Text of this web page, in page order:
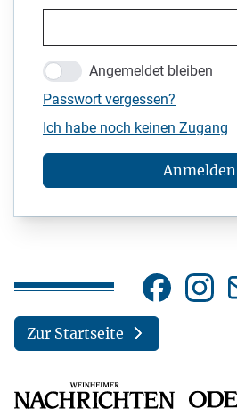
Angemeldet bleiben
Passwort vergessen?
Ich habe noch keinen Zugang
Anmelden
Zur Startseite